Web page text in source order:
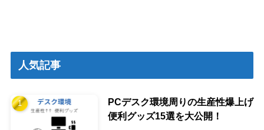
人気記事
PCデスク環境周りの生産性爆上げ
便利グッズ15選を大公開！